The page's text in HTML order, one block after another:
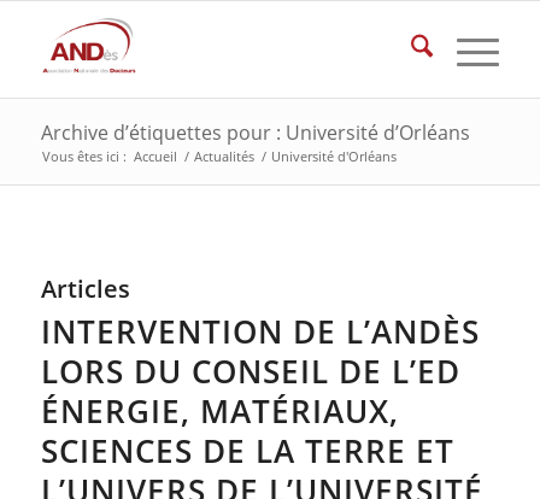
Archive d’étiquettes pour : Université d’Orléans
Vous êtes ici : Accueil / Actualités / Université d'Orléans
Articles
INTERVENTION DE L’ANDÈS
LORS DU CONSEIL DE L’ED
ÉNERGIE, MATÉRIAUX,
SCIENCES DE LA TERRE ET